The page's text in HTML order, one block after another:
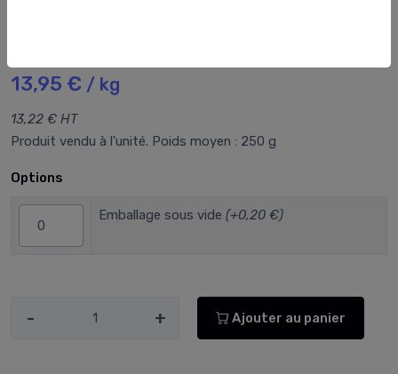
13,95 € / kg
13,22 € HT
Produit vendu à l'unité. Poids moyen : 250 g
Options
Emballage sous vide (+0,20 €)
- + Ajouter au panier